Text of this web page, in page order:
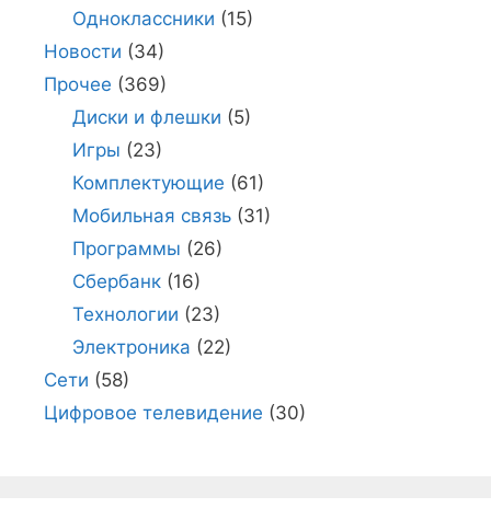
Одноклассники (15)
Новости (34)
Прочее (369)
Диски и флешки (5)
Игры (23)
Комплектующие (61)
Мобильная связь(31)
Программы (26)
Сбербанк(16)
Технологии (23)
Электроника (22)
Сети (58)
Цифровое телевидение (30)